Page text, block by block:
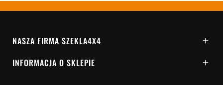
NASZA FIRMA SZEKLA4X4 
INFORMACJA O SKLEPIE 